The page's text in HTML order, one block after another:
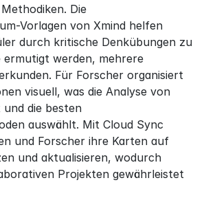
Die
Vorlagen von Xmind helfen
durch kritische Denkübungen zu
ermutigt werden, mehrere
Für Forscher organisiert
visuell, was die Analyse von
die besten
auswählt. Mit Cloud Sync
und Forscher ihre Karten auf
und aktualisieren, wodurch
Projekten gewährleistet